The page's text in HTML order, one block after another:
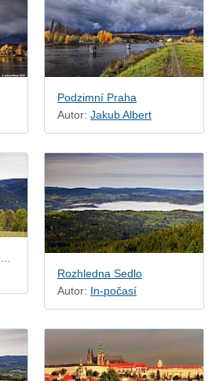
Podzimní Praha
Autor: Jakub Albert
Klostermannova vyhlídka u Srní
Rozhledna Sedlo
Autor: In-počasí